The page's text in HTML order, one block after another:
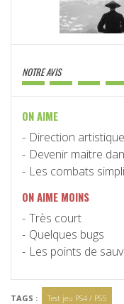
NOTRE AVIS
ON AIME
Direction
Devenir maitre
Les combats
ON AIME MOINS
Très court
Quelques bugs
Les points de
TAGS : Test jeu PS4 / PS5